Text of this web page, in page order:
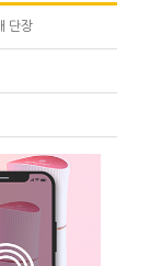
단장